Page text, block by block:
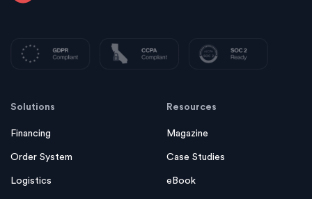
Solutions
Financing
Order System
Logistics
Resources
Magazine
Case Studies
eBook